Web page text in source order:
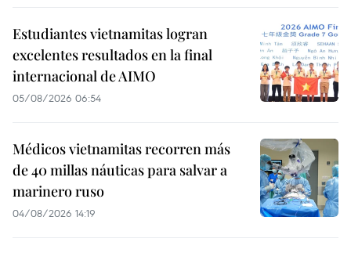
Estudiantes vietnamitas logran
excelentes resultados en la final
internacional de AIMO
05/08/2026 06:54
Médicos vietnamitas recorren más
de 40 millas náuticas para salvar a
marinero ruso
04/08/2026 14:19